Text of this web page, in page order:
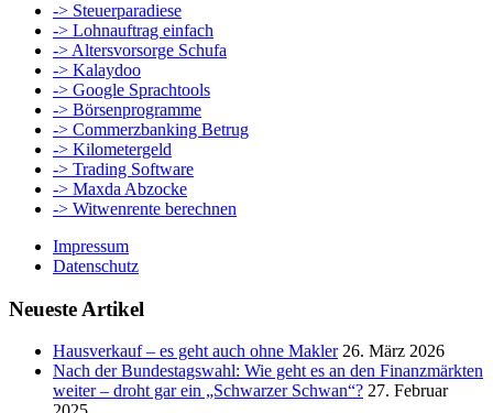
-> Steuerparadiese
-> Lohnauftrag einfach
-> Altersvorsorge Schufa
-> Kalaydoo
-> Google Sprachtools
-> Börsenprogramme
-> Commerzbanking Betrug
-> Kilometergeld
-> Trading Software
-> Maxda Abzocke
-> Witwenrente berechnen
Impressum
Datenschutz
Neueste Artikel
Hausverkauf – es geht auch ohne Makler 26. März 2026
Nach der Bundestagswahl: Wie geht es an den Finanzmärkten
weiter – droht gar ein „Schwarzer Schwan“? 27. Februar